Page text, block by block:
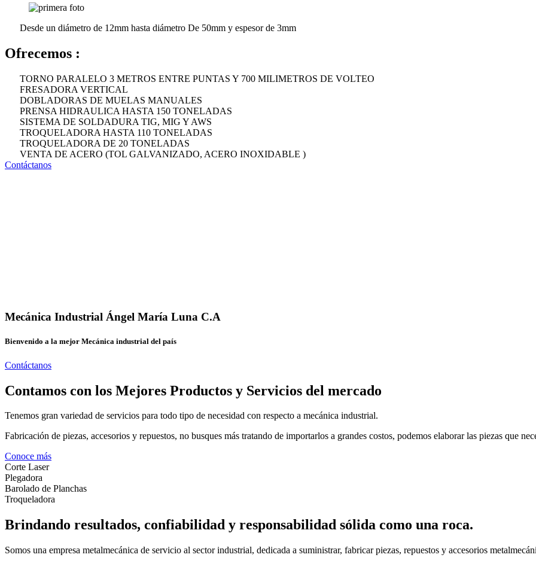
Desde un diámetro de 12mm hasta diámetro De 50mm y espesor de 3mm
Ofrecemos :
TORNO PARALELO 3 METROS ENTRE PUNTAS Y 700 MILIMETROS DE VOLTEO
FRESADORA VERTICAL
DOBLADORAS DE MUELAS MANUALES
PRENSA HIDRAULICA HASTA 150 TONELADAS
SISTEMA DE SOLDADURA TIG, MIG Y AWS
TROQUELADORA HASTA 110 TONELADAS
TROQUELADORA DE 20 TONELADAS
VENTA DE ACERO (TOL GALVANIZADO, ACERO INOXIDABLE )
Contáctanos
Mecánica Industrial Ángel María Luna C.A
Bienvenido a la mejor Mecánica industrial del país
Contáctanos
Contamos con los Mejores Productos y Servicios del mercado
Tenemos gran variedad de servicios para todo tipo de necesidad con respecto a mecánica industrial.
Fabricación de piezas, accesorios y repuestos, no busques más tratando de importarlos a grandes costos, podemos elaborar las piezas que
Conoce más
Corte Laser
Plegadora
Barolado de Planchas
Troqueladora
Brindando resultados, confiabilidad y responsabilidad sólida como una roca.
Somos una empresa metalmecánica de servicio al sector industrial, dedicada a suministrar, fabricar piezas, repuestos y accesorios